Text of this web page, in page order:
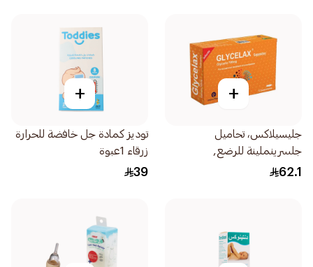
+
جليسيلاكس، تحاميل
جلسرينملينة للرضع,
700ملجرام - 12قطعة
62.1
+
توديز كمادة جل خافضة للحرارة
زرقاء 1عبوة
39